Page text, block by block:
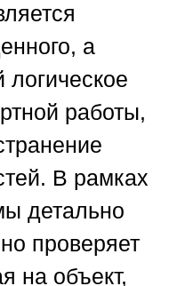
а
логическое
работы,
В рамках
детально
проверяет
на объект,